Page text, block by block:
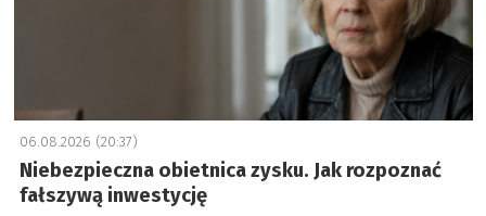
06.08.2026 (20:37)
Niebezpieczna obietnica zysku. Jak rozpoznać
fałszywą inwestycję